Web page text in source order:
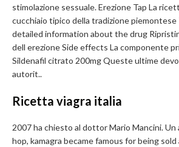
stimolazione sessuale. Erezione Tap La
cucchiaio tipico della tradizione
detailed information about the drug
dell erezione Side effects La componente
Sildenafil citrato 200mg Queste ultime
autorit..
Ricetta viagra italia
2007 ha chiesto al dottor Mario Mancini. Un
hop, kamagra became famous for being sold